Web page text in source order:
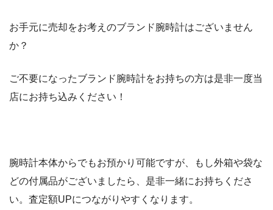
お手元に売却をお考えのブランド腕時計はございません
か？
ご不要になったブランド腕時計をお持ちの方は是非一度当
店にお持ち込みください！
腕時計本体からでもお預かり可能ですが、もし外箱や袋な
どの付属品がございましたら、是非一緒にお持ちくださ
い。査定額UPにつながりやすくなります。